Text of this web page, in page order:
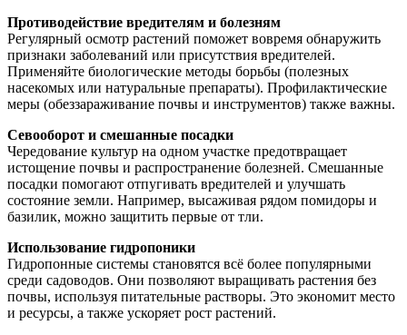
Противодействие вредителям и болезням
Регулярный осмотр растений поможет вовремя обнаружить
признаки заболеваний или присутствия вредителей.
Применяйте биологические методы борьбы (полезных
насекомых или натуральные препараты). Профилактические
меры (обеззараживание почвы и инструментов) также важны.
Севооборот и смешанные посадки
Чередование культур на одном участке предотвращает
истощение почвы и распространение болезней. Смешанные
посадки помогают отпугивать вредителей и улучшать
состояние земли. Например, высаживая рядом помидоры и
базилик, можно защитить первые от тли.
Использование гидропоники
Гидропонные системы становятся всё более популярными
среди садоводов. Они позволяют выращивать растения без
почвы, используя питательные растворы. Это экономит место
и ресурсы, а также ускоряет рост растений.